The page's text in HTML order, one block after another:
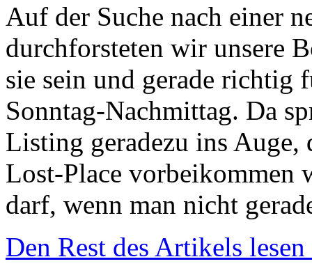
Auf der Suche nach einer
durchforsteten wir unsere
sie sein und gerade richtig
Sonntag-Nachmittag. Da
Listing geradezu ins Auge,
Lost-Place vorbeikommen
darf, wenn man nicht
Den Rest des Artikels lesen